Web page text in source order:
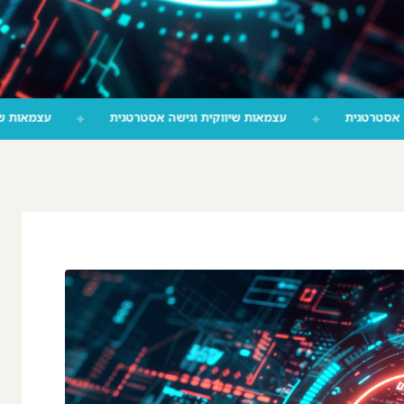
שיווקית וגישה אסטרטגית ✦ עצמאות שיווקית וגישה אסטרטגית